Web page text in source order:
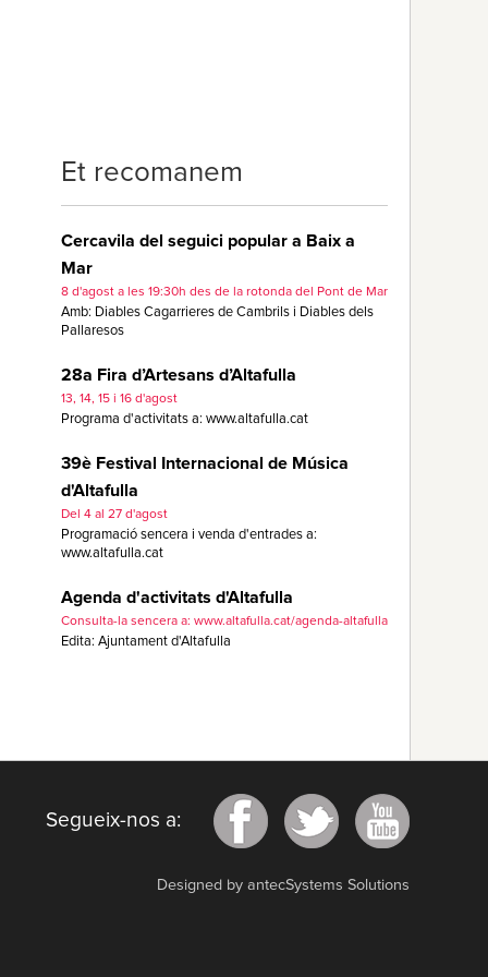
Et recomanem
Cercavila del seguici popular a Baix a
Mar
8 d'agost a les 19:30h des de la rotonda del Pont de Mar
Amb: Diables Cagarrieres de Cambrils i Diables dels
Pallaresos
28a Fira d’Artesans d’Altafulla
13, 14, 15 i 16 d'agost
Programa d'activitats a: www.altafulla.cat
39è Festival Internacional de Música
d'Altafulla
Del 4 al 27 d'agost
Programació sencera i venda d'entrades a:
www.altafulla.cat
Agenda d'activitats d'Altafulla
Consulta-la sencera a: www.altafulla.cat/agenda-altafulla
Edita: Ajuntament d'Altafulla
Segueix-nos a:
Designed by antecSystems Solutions